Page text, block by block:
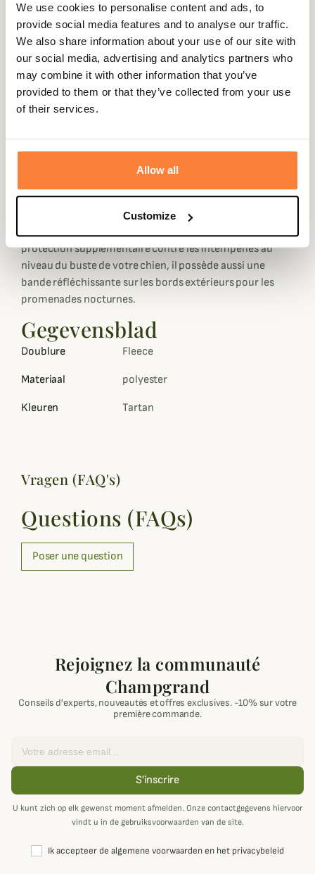
We use cookies to personalise content and ads, to
provide social media features and to analyse our traffic.
We also share information about your use of our site with
our social media, advertising and analytics partners who
may combine it with other information that you’ve
provided to them or that they’ve collected from your use
of their services.
Allow all
Customize
90 jours
euros
Beschrijving
chien avec un imprimé Tartan classique.
Ce manteau pour chien sera idéale pour votre chien lors
des journées pluvieuses avec la doublure polaire votre
Le manteau pour chien waterproof est doté d'une
protection supplémentaire contre les intempéries au
niveau du buste de votre chien, il possède aussi une
bande réfléchissante sur les bords extérieurs pour les
promenades nocturnes.
Gegevensblad
Doublure Fleece
Materiaal polyester
Kleuren Tartan
Vragen (FAQ's)
Questions (FAQs)
Poser une question
Rejoignez la communauté
Champgrand
Conseils d'experts, nouveautés et offres exclusives. -10% sur votre
première commande.
S'inscrire
U kunt zich op elk gewenst moment afmelden. Onze contactgegevens hiervoor
vindt u in de gebruiksvoorwaarden van de site.
Ik accepteer de algemene voorwaarden en het privacybeleid